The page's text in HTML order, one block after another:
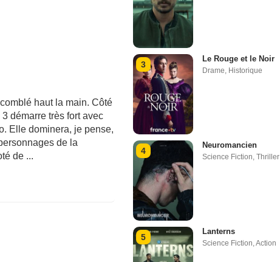
haut la main. Côté
démarre très fort avec
Elle dominera, je pense,
de la
de ...
3
Le Rouge et le Noir
Drame Historique
4
Neuromancien
Science Fiction Thriller
5
Lanterns
Science Fiction Action